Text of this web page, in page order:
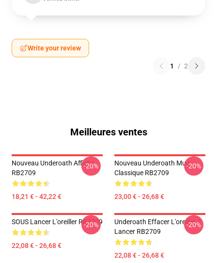
Write your review
1 / 2
Meilleures ventes
Nouveau Underoath Affiche
RB2709
18,21 € - 42,22 €
-20%
Nouveau Underoath Mug
Classique RB2709
23,00 € - 26,68 €
-20%
SOUS Lancer L'oreiller RB2709
22,08 € - 26,68 €
-20%
Underoath Effacer L'oreiller 2
Lancer RB2709
22,08 € - 26,68 €
-20%